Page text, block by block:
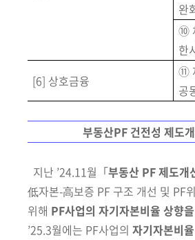
완
⑩
한
[6] 상호금융
⑪
공
부동산PF 건전성 제도
지난 ’24.11월「부동산 PF 제도개
低자본-高보증 PF 구조 개선 및 PF
위해 PF사업의 자기자본비율 상향
’25.3월에는 PF사업의 자기자본비